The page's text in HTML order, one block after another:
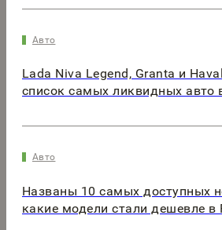
Авто
Lada Niva Legend, Granta и
список самых ликвидных авто
Авто
Названы 10 самых доступных
какие модели стали дешевле в